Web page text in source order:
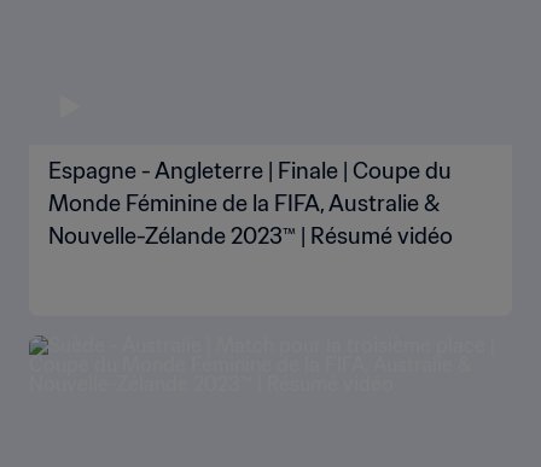
Espagne - Angleterre | Finale | Coupe du
Monde Féminine de la FIFA, Australie &
Nouvelle-Zélande 2023™ | Résumé vidéo